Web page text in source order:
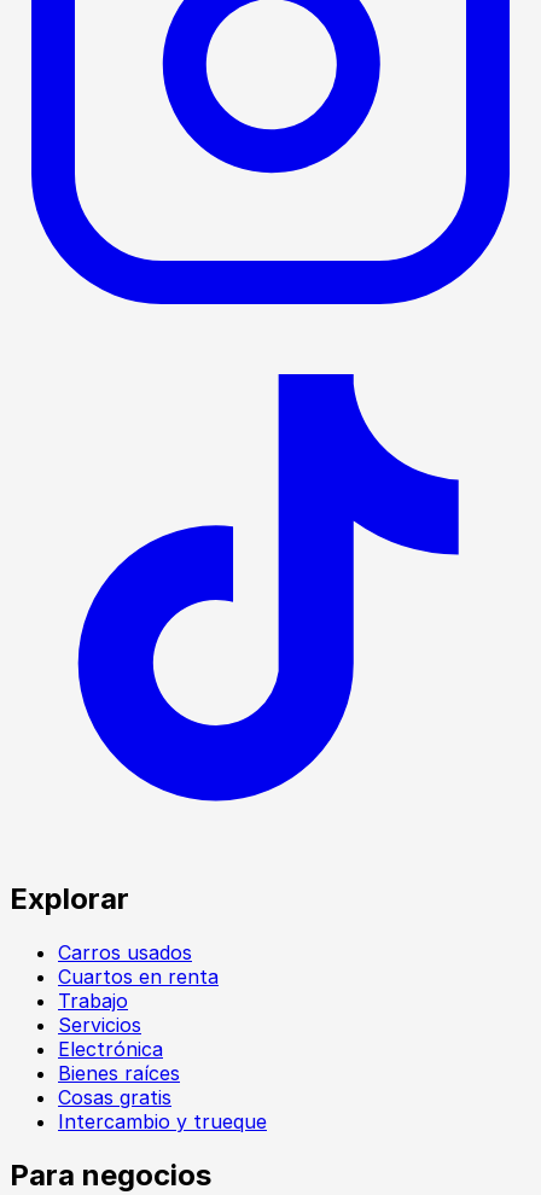
Explorar
Carros usados
Cuartos en renta
Trabajo
Servicios
Electrónica
Bienes raíces
Cosas gratis
Intercambio y trueque
Para negocios